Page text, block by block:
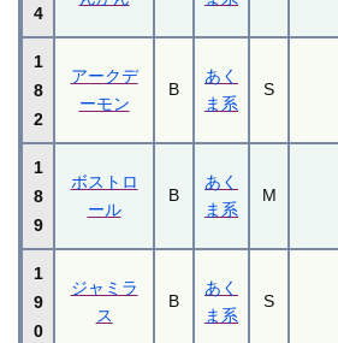
4
1
8
2
アークデ
ーモン
B
あく
ま系
S
1
8
9
ボストロ
ール
B
あく
ま系
M
1
9
0
ジャミラ
ス
B
あく
ま系
S